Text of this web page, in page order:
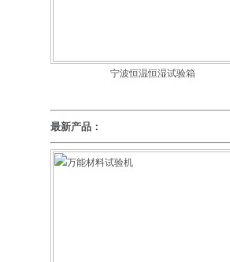
宁波恒温恒湿试验箱
最新产品：